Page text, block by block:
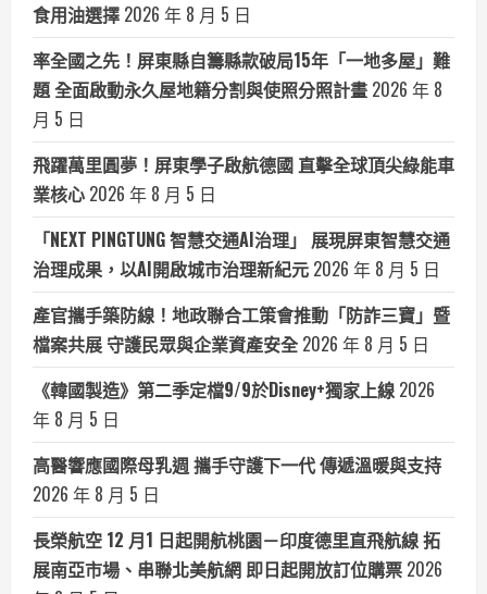
食用油選擇 2026 年 8 月 5 日
率全國之先！屏東縣自籌縣款破局15年「一地多屋」難
題 全面啟動永久屋地籍分割與使照分照計畫 2026 年 8
月 5 日
飛躍萬里圓夢！屏東學子啟航德國 直擊全球頂尖綠能車
業核心 2026 年 8 月 5 日
「NEXT PINGTUNG 智慧交通AI治理」 展現屏東智慧交通
治理成果，以AI開啟城市治理新紀元 2026 年 8 月 5 日
產官攜手築防線！地政聯合工策會推動「防詐三寶」暨
檔案共展 守護民眾與企業資產安全 2026 年 8 月 5 日
《韓國製造》第二季定檔9/9於Disney+獨家上線 2026
年 8 月 5 日
高醫響應國際母乳週 攜手守護下一代 傳遞溫暖與支持
2026 年 8 月 5 日
長榮航空 12 月1 日起開航桃園－印度德里直飛航線 拓
展南亞市場、串聯北美航網 即日起開放訂位購票 2026